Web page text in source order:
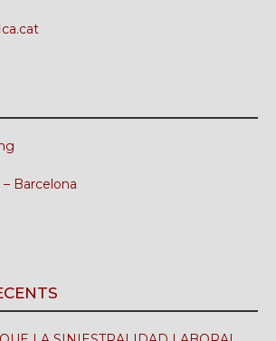
Barcelona